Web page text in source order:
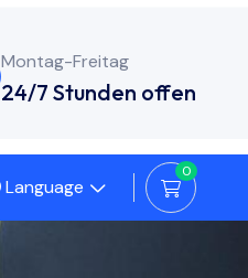
Montag-Freitag
24/7 Stunden offen
Language
0